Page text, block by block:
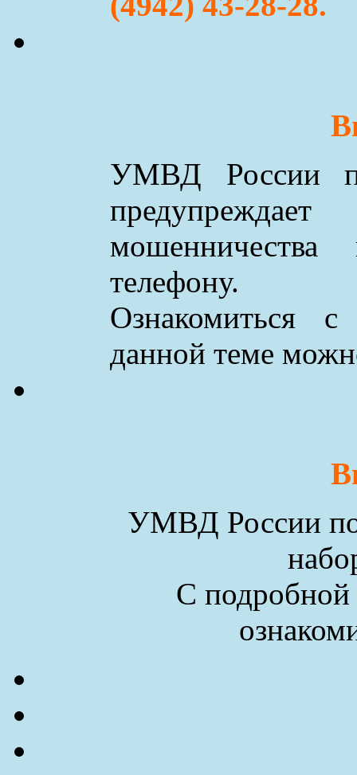
УМВД России
телефону.
Ознакомиться
данной теме
УМВД России по
С